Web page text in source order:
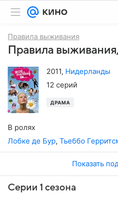
Правила выживания
Правила
2011, Нидерланды
12 серий
ДРАМА
В ролях
Лобке де Бур, Тьеббо
Показать
Серии 1 сезона